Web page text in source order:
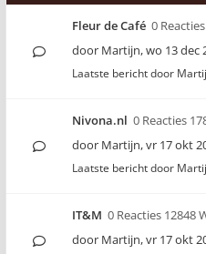
Fleur de Café 0
door Martijn,wo 13 dec
Laatste bericht door
Nivona.nl 0 Reacties
door Martijn,vr 17 okt
Laatste bericht door
IT&M 0 Reacties 12848
door Martijn,vr 17 okt